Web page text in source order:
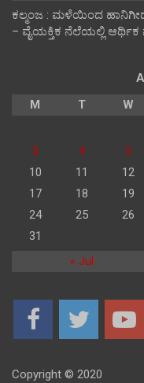
ಕಲ್ಮಂಜ : ಮಳೆಯಿಂದ
– ವೈಯಕ್ತಿಕ ನೆಲೆಯಲ್ಲಿ ಆರ್ಥಿಕ‌
M
T W
« Jul
3
4 5
10
11 12
17
18 19
24
25 26
31
Copyright © 2020